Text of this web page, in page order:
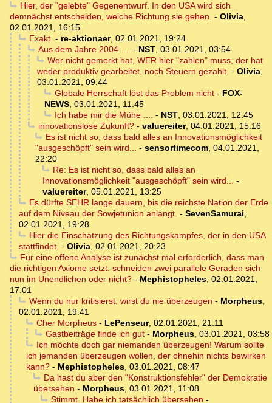
Hier, der "gelebte" Gegenentwurf. In den USA wird sich
demnächst entscheiden, welche Richtung sie gehen. - Olivia,
02.01.2021, 16:15
Exakt. - re-aktionaer, 02.01.2021, 19:24
Aus dem Jahre 2004 .... - NST, 03.01.2021, 03:54
Wer nicht gemerkt hat, WER hier "zahlen" muss, der hat
weder produktiv gearbeitet, noch Steuern gezahlt. - Olivia,
03.01.2021, 09:44
Globale Herrschaft löst das Problem nicht- FOX-
NEWS, 03.01.2021, 11:45
Ich habe mir die Mühe .... - NST, 03.01.2021, 12:45
innovationslose Zukunft?- valuereiter, 04.01.2021, 15:16
Es ist nicht so, dass bald alles an Innovationsmöglichkeit
"ausgeschöpft" sein wird... - sensortimecom, 04.01.2021,
22:20
Re: Es ist nicht so, dass bald alles an
Innovationsmöglichkeit "ausgeschöpft" sein wird... -
valuereiter, 05.01.2021, 13:25
Es dürfte SEHR lange dauern, bis die reichste Nation der Erde
auf dem Niveau der Sowjetunion anlangt. - SevenSamurai,
02.01.2021, 19:28
Hier die Einschätzung des Richtungskampfes, der in den USA
stattfindet. - Olivia, 02.01.2021, 20:23
Für eine offene Analyse ist zunächst mal erforderlich, dass man
die richtigen Axiome setzt. schneiden zwei parallele Geraden sich
nun im Unendlichen oder nicht? - Mephistopheles, 02.01.2021,
17:01
Wenn du nur kritisierst, wirst du nie überzeugen - Morpheus,
02.01.2021, 19:41
Cher Morpheus- LePenseur, 02.01.2021, 21:11
Gastbeiträge finde ich gut- Morpheus, 03.01.2021, 03:58
Ich möchte doch gar niemanden überzeugen! Warum sollte
ich jemanden überzeugen wollen, der ohnehin nichts bewirken
kann? - Mephistopheles, 03.01.2021, 08:47
Da hast du aber den "Konstruktionsfehler" der Demokratie
übersehen - Morpheus, 03.01.2021, 11:08
Stimmt. Habe ich tatsächlich übersehen -